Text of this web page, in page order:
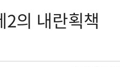
의 내란획책